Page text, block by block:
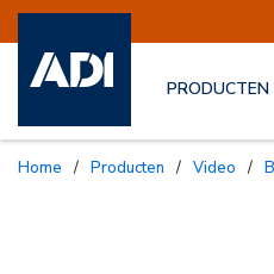
PRODUCTEN
Home / Producten / Video /